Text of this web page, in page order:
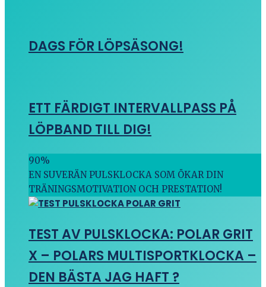
DAGS FÖR LÖPSÄSONG!
ETT FÄRDIGT INTERVALLPASS PÅ
LÖPBAND TILL DIG!
90%
EN SUVERÄN PULSKLOCKA SOM ÖKAR DIN
TRÄNINGSMOTIVATION OCH PRESTATION!
TEST AV PULSKLOCKA: POLAR GRIT
X – POLARS MULTISPORTKLOCKA –
DEN BÄSTA JAG HAFT ?